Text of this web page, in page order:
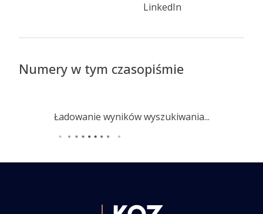
LinkedIn
Numery w tym czasopiśmie
Ładowanie wyników wyszukiwania...